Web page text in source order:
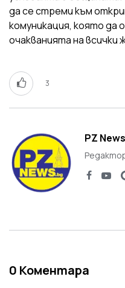
да се стреми към
комуникация, която да
очакванията на
3
PZ News
0 Коментара